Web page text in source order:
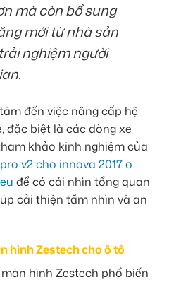
mà còn bổ sung
mới từ nhà sản
nghiệm người
đến việc nâng cấp hệ
đặc biệt là các dòng xe
khảo kinh nghiệm của
v2 cho innova 2017 o
để có cái nhìn tổng quan
cải thiện tầm nhìn và an
hình Zestech cho ô tô
hình Zestech phổ biến